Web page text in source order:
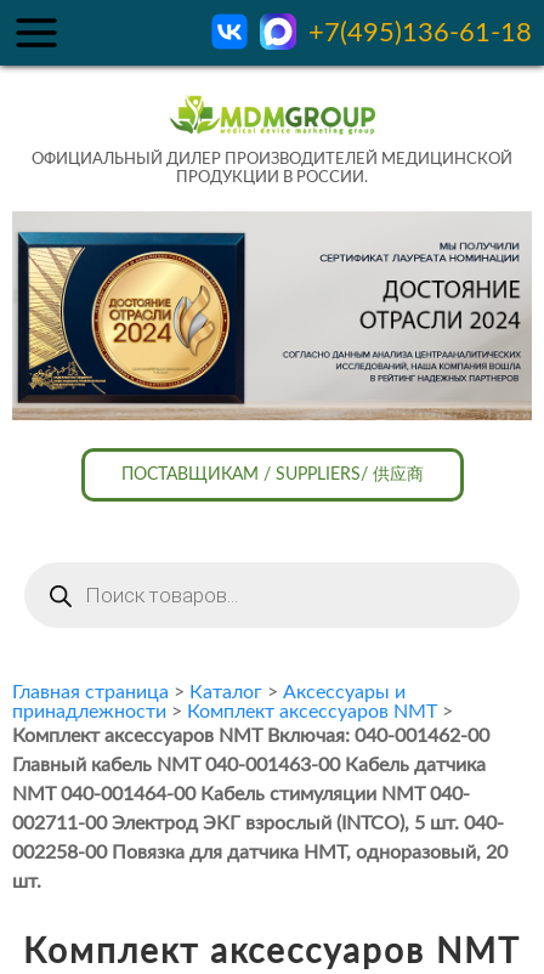
+7(495)136-61-18
ОФИЦИАЛЬНЫЙ ДИЛЕР ПРОИЗВОДИТЕЛЕЙ МЕДИЦИНСКОЙ
ПРОДУКЦИИ В РОССИИ.
ПОСТАВЩИКАМ / SUPPLIERS/ 供应商
товаров
Главная страница > Каталог > Аксессуары и
принадлежности > Комплект аксессуаров NMT>
Комплект аксессуаров NМТ Включая: 040-001462-00
Главный кабель NМТ 040-001463-00 Кабель датчика
NМТ 040-001464-00 Кабель стимуляции NМТ 040-
002711-00 Электрод ЭКГ взрослый (INTCO), 5 шт. 040-
002258-00 Повязка для датчика НМТ, одноразовый, 20
шт.
Комплект аксессуаров NМТ